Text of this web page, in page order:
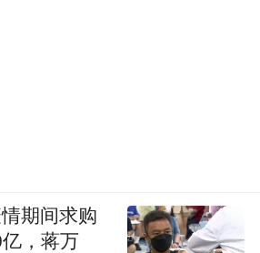
期间求购
，蒋万